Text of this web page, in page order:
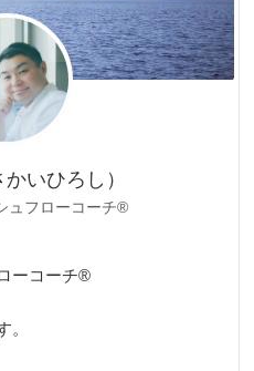
いひろし）
ュフローコーチ®
ーコーチ®
。